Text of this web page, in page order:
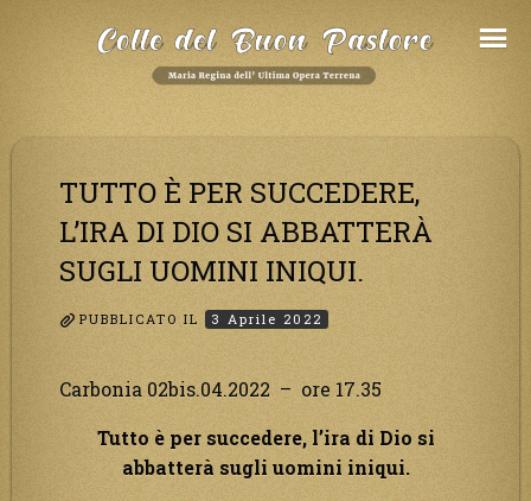
TUTTO È PER SUCCEDERE,
L’IRA DI DIO SI ABBATTERÀ
SUGLI UOMINI INIQUI.
PUBBLICATO IL 3 Aprile 2022
Carbonia 02bis.04.2022 – ore 17.35
Tutto è per succedere, l’ira di Dio si
abbatterà sugli uomini iniqui.